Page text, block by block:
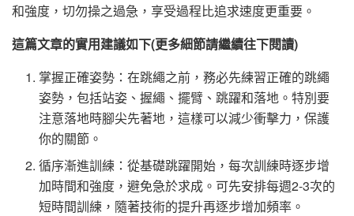
和強度，切勿操之過急，享受過程比追求速度更重要。
這篇文章的實用建議如下(更多細節請繼續往下閱讀)
掌握正確姿勢：在跳繩之前，務必先練習正確的跳繩
姿勢，包括站姿、握繩、擺臂、跳躍和落地。特別要
注意落地時腳尖先著地，這樣可以減少衝擊力，保護
你的關節。
循序漸進訓練：從基礎跳躍開始，每次訓練時逐步增
加時間和強度，避免急於求成。可先安排每週2-3次的
短時間訓練，隨著技術的提升再逐步增加頻率。